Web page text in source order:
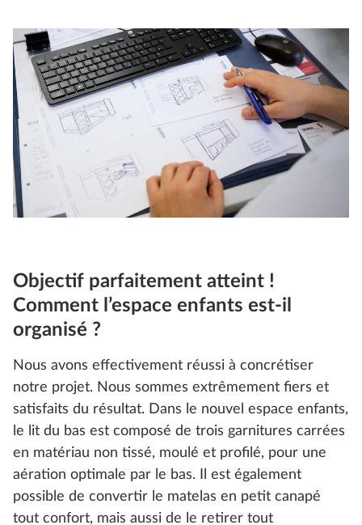
Objectif parfaitement atteint !
Comment l’espace enfants est-il
organisé ?
Nous avons effectivement réussi à concrétiser
notre projet. Nous sommes extrêmement fiers et
satisfaits du résultat. Dans le nouvel espace enfants,
le lit du bas est composé de trois garnitures carrées
en matériau non tissé, moulé et profilé, pour une
aération optimale par le bas. Il est également
possible de convertir le matelas en petit canapé
tout confort, mais aussi de le retirer tout